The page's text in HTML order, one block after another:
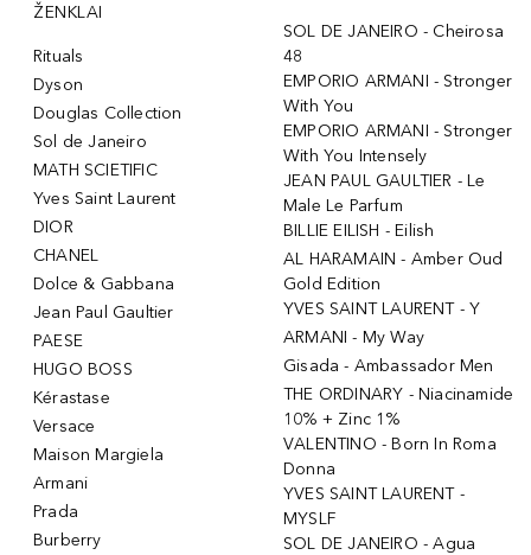
ŽENKLAI
Rituals
Dyson
Douglas Collection
Sol de Janeiro
MATH SCIETIFIC
Yves Saint Laurent
DIOR
CHANEL
Dolce & Gabbana
Jean Paul Gaultier
PAESE
HUGO BOSS
Kérastase
Versace
Maison Margiela
Armani
Prada
Burberry
SOL DE JANEIRO - Cheirosa
48
EMPORIO ARMANI - Stronger
With You
EMPORIO ARMANI - Stronger
With You Intensely
JEAN PAUL GAULTIER - Le
Male Le Parfum
BILLIE EILISH - Eilish
AL HARAMAIN - Amber Oud
Gold Edition
YVES SAINT LAURENT - Y
ARMANI - My Way
Gisada - Ambassador Men
THE ORDINARY - Niacinamide
10% + Zinc 1%
VALENTINO - Born In Roma
Donna
YVES SAINT LAURENT -
MYSLF
SOL DE JANEIRO - Agua